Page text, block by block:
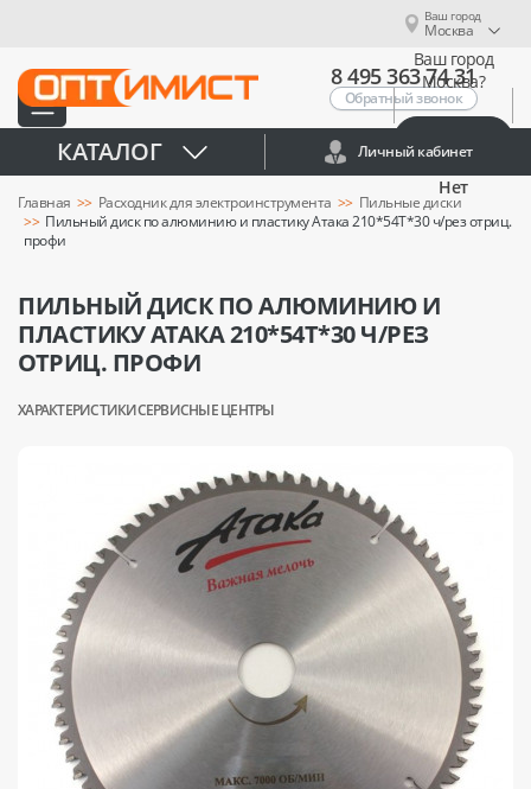
Ваш город
Москва
Ваш город
Москва?
Нет
8 495 363 74 31
Обратный звонок
КАТАЛОГ Личный кабинет
Главная Расходник для электроинструмента
Пильные диски
Пильный диск по алюминию и пластику Атака 210*54T*30 ч/рез отриц.
профи
ПИЛЬНЫЙ ДИСК ПО АЛЮМИНИЮ И
ПЛАСТИКУ АТАКА 210*54T*30 Ч/РЕЗ
ОТРИЦ. ПРОФИ
ХАРАКТЕРИСТИКИСЕРВИСНЫЕ ЦЕНТРЫ